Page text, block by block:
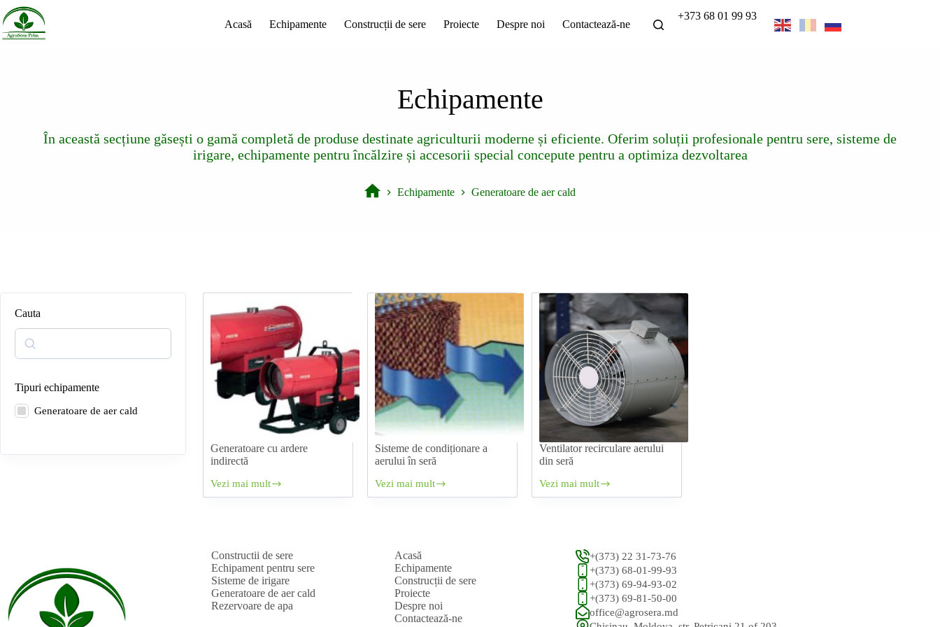
Sari
la
conținut
Acasă Echipamente Construcții de sere Proiecte Despre noi Contactează-ne
+373 68 01 99 93
Echipamente
În această secțiune găsești o gamă completă de produse destinate agriculturii moderne și eficiente. Oferim soluții profesionale pentru sere, sisteme de
irigare, echipamente pentru încălzire și accesorii special concepute pentru a optimiza dezvoltarea
Echipamente Generatoare de aer cald
Generatoare cu ardere
indirectă
Vezi mai mult
Generatoare
cu
Sisteme de condiționare a
aerului în seră
Vezi mai mult
Sisteme
de
Ventilator recirculare aerului
din seră
Vezi mai mult
Ventilator
recirculare
Cauta
Search
Tipuri echipamente
Generatoare de aer cald
Constructii de sere
Echipament pentru sere
Sisteme de irigare
Generatoare de aer cald
Rezervoare de apa
Acasă
Echipamente
Construcții de sere
Proiecte
Despre noi
Contactează-ne
+(373) 22 31-73-76
+(373) 68-01-99-93
+(373) 69-94-93-02
+(373) 69-81-50-00
office@agrosera.md